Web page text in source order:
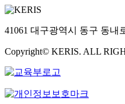
41061 대구광역시 동구 동내
Copyright© KERIS. ALL